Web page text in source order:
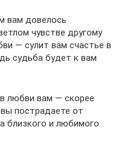
вам довелось
чувстве другому
— сулит вам счастье в
судьба будет к вам
любви вам — скорее
пострадаете от
близкого и любимого